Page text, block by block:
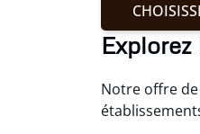
Notre offre